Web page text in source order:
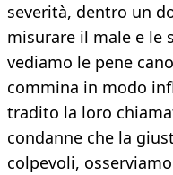
severità, dentro un
misurare il male e le
vediamo le pene
commina in modo
tradito la loro
condanne che la
colpevoli,